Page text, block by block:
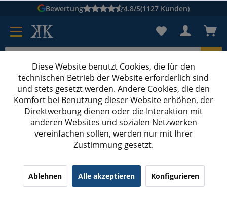
Bewertung 4.8/5(1127 Kunden)
Karton suchen
Kartons bedruckenKartons nach Maß
Druckverschlussbeutel
Druckverschlussbeutel: Qualität und Preis-
Leistungs-Verhältnis im Vergleich
Diese Website benutzt Cookies, die für den
technischen Betrieb der Website erforderlich sind
und stets gesetzt werden. Andere Cookies, die den
Komfort bei Benutzung dieser Website erhöhen, der
Direktwerbung dienen oder die Interaktion mit
anderen Websites und sozialen Netzwerken
vereinfachen sollen, werden nur mit Ihrer
Zustimmung gesetzt.
Ablehnen Alle akzeptieren Konfigurieren